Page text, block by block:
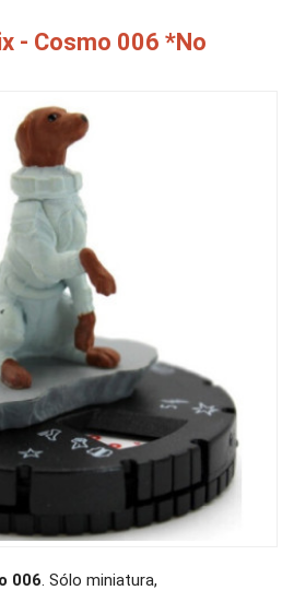
- Cosmo 006 *No
006. Sólo miniatura,